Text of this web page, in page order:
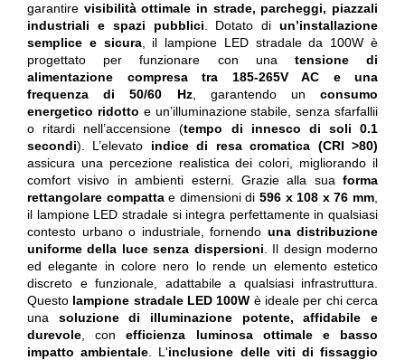
garantire visibilità ottimale in strade, parcheggi, piazzali
industriali e spazi pubblici . Dotato di un’installazione
semplice e sicura, il lampione LED stradale da 100W è
progettato per funzionare con una tensione di
alimentazione compresa tra 185-265V AC e una
frequenza di 50/60 Hz, garantendo un consumo
energetico ridotto e un’illuminazione stabile, senza sfarfallii
o ritardi nell’accensione (tempo di innesco di soli 0.1
secondi). L’elevato indice di resa cromatica (CRI >80)
assicura una percezione realistica dei colori, migliorando il
comfort visivo in ambienti esterni. Grazie alla sua forma
rettangolare compattae dimensioni di596 x 108 x 76 mm
il lampione LED stradale si integra perfettamente in qualsiasi
contesto urbano o industriale, fornendo una distribuzione
uniforme della luce senza dispersioni . Il design moderno
ed elegante in colore nero lo rende un elemento estetico
discreto e funzionale, adattabile a qualsiasi infrastruttura.
Questo lampione stradale LED 100W è ideale per chi cerca
una soluzione di illuminazione potente, affidabile e
durevole , conefficienza luminosa ottimale e basso
impatto ambientale . L'inclusione delle viti di fissaggio